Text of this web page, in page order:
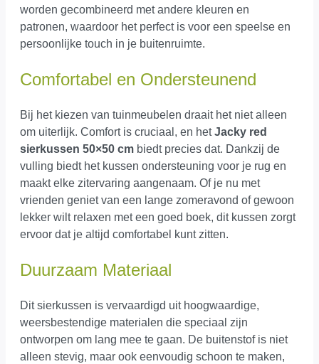
worden gecombineerd met andere kleuren en
patronen, waardoor het perfect is voor een speelse en
persoonlijke touch in je buitenruimte.
Comfortabel en Ondersteunend
Bij het kiezen van tuinmeubelen draait het niet alleen
om uiterlijk. Comfort is cruciaal, en hetJacky red
sierkussen 50×50 cm biedt precies dat. Dankzij de
vulling biedt het kussen ondersteuning voor je rug en
maakt elke zitervaring aangenaam. Of je nu met
vrienden geniet van een lange zomeravond of gewoon
lekker wilt relaxen met een goed boek, dit kussen zorgt
ervoor dat je altijd comfortabel kunt zitten.
Duurzaam Materiaal
Dit sierkussen is vervaardigd uit hoogwaardige,
weersbestendige materialen die speciaal zijn
ontworpen om lang mee te gaan. De buitenstof is niet
alleen stevig, maar ook eenvoudig schoon te maken,